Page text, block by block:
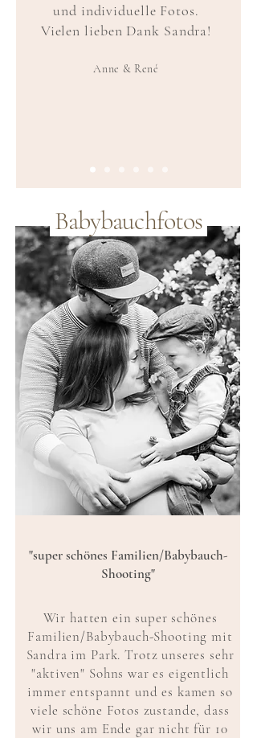
und individuelle Fotos.
Vielen lieben Dank Sandra!
Anne & René
"super schönes Familien/Babybauch-
Shooting"
Wir hatten ein super schönes
Familien/Babybauch-Shooting mit
Sandra im Park. Trotz unseres sehr
"aktiven" Sohns war es eigentlich
immer entspannt und es kamen so
viele schöne Fotos zustande, dass
wir uns am Ende gar nicht für 10
Babybauchfotos